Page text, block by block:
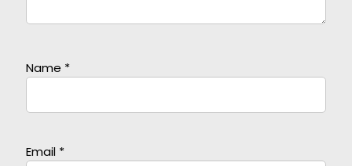
Name *
Email *